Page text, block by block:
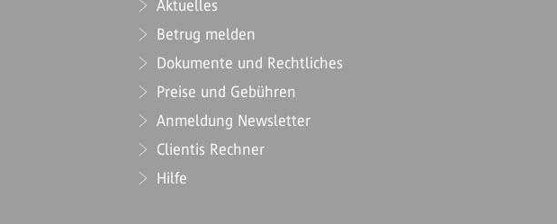
Aktuelles
Betrug melden
Dokumente und Rechtliches
Preise und Gebühren
Anmeldung Newsletter
Clientis Rechner
Hilfe